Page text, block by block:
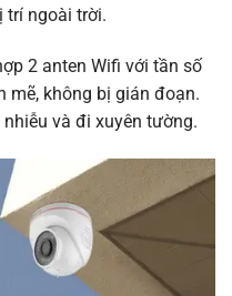
trí ngoài trời.
2 anten Wifi với tần số
mẽ, không bị gián đoạn.
và đi xuyên tường.